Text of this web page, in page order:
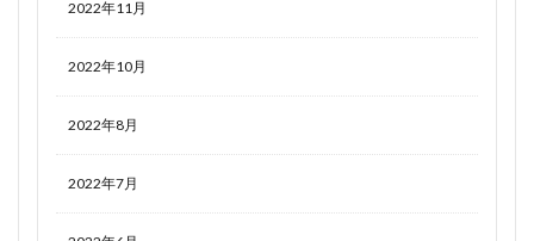
2022年11月
2022年10月
2022年8月
2022年7月